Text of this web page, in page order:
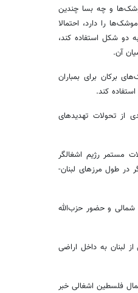
موشک‌ها و چه بسا چندین
را دارد، احتمالا
دو شکل استفاده کند،
آن.
برکان برای بمباران
کند.
از تحولات تهدیدهای
مستمر رژیم اشغالگر
در طول مرزهای لبنان-
شمالی و حضور حزب‌الله
لبنان به داخل اراضی
فلسطین اشغالی خبر